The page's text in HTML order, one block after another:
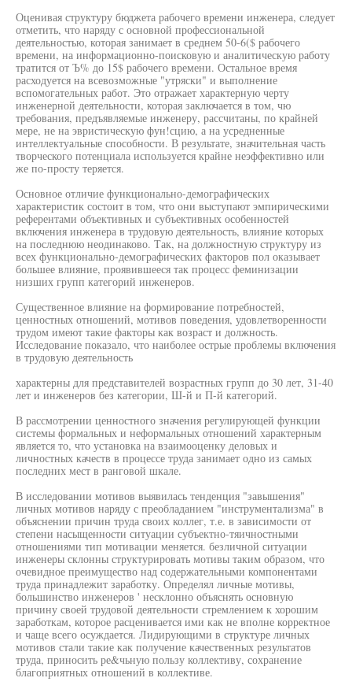
Оценивая структуру бюджета рабочего времени инженера, следует
отметить, что наряду с основной профессиональной
деятельностью, которая занимает в среднем 50-6($ рабочего
времени, на информационно-поисковую и аналитическую работу
тратится от Ъ% до 15$ рабочего времени. Остальное время
расходуется на всевозможные "утряски" и выполнение
вспомогательных работ. Это отражает характерную черту
инженерной деятельности, которая заключается в том, чю
требования, предъявляемые инженеру, рассчитаны, по крайней
мере, не на эвристическую фун!сцию, а на усредненные
интеллектуальные способности. В результате, значительная часть
творческого потенциала используется крайне неэффективно или
же по-просту теряется.
Основное отличие функционально-демографических
характеристик состоит в том, что они выступают эмпирическими
референтами объективных и субъективных особенностей
включения инженера в трудовую деятельность, влияние которых
на последнюю неодинаково. Так, на должностную структуру из
всех функционально-демографических факторов пол оказывает
большее влияние, проявившееся так процесс феминизации
низших групп категорий инженеров.
Существенное влияние на формирование потребностей,
ценностных отношений, мотивов поведения, удовлетворенности
трудом имеют такие факторы как возраст и должность.
Исследование показало, что наиболее острые проблемы включения
в трудовую деятельность
характерны для представителей возрастных групп до 30 лет, 31-40
лет и инженеров без категории, Ш-й и П-й категорий.
В рассмотрении ценностного значения регулирующей функции
системы формальных и неформальных отношений характерным
является то, что установка на взаимооценку деловых и
личностных качеств в процессе труда занимает одно из самых
последних мест в ранговой шкале.
В исследовании мотивов выявилась тенденция "завышения"
личных мотивов наряду с преобладанием "инструментализма" в
объяснении причин труда своих коллег, т.е. в зависимости от
степени насыщенности ситуации субъектно-тяичностными
отношениями тип мотивации меняется. безличной ситуации
инженеры склонны структурировать мотивы таким образом, что
очевидное преимущество над содержательными компонентами
труда принадлежит заработку. Определял личные мотивы,
большинство инженеров ' несклонно объяснять основную
причину своей трудовой деятельности стремлением к хорошим
заработкам, которое расценивается ими как не вполне корректное
и чаще всего осуждается. Лидирующими в структуре личных
мотивов стали такие как получение качественных результатов
труда, приносить ре&чьную пользу коллективу, сохранение
благоприятных отношений в коллективе.